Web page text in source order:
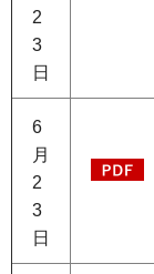
2
3
日
6
月
2
3
日